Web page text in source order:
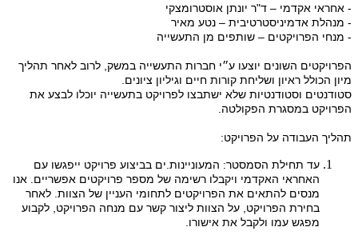
- אחראי אקדמי – ד"ר יונתן אוסטרומצקי
- מנהלת אדמיניסטרטיבית – נטע מאיר
- מנחי הפרויקטים – שותפים מן התעשייה
הפרויקטים השונים יוצעו ע״י חברות התעשייה במשק, לרוב לאחר תהליך
מיון הכולל ראיון ושליחת קורות חיים וגיליון ציונים.
סטודנטים וסטודנטיות שלא ישתבצו לפרויקט בתעשייה יוכלו לבצע את
הפרויקט במסגרת הפקולטה.
תהליך העבודה על הפרויקט:
עד תחילת הסמסטר: המעוניינות.ים בביצוע פרויקט ייפגשו עם
האחראי האקדמי ויקבלו רשימה של מספר פרויקטים אפשריים. אנו
מנסים להתאים את הפרויקטים לתחומי העניין של הצוות. לאחר
בחירת הפרויקט, על הצוות ליצור קשר עם מנחה הפרויקט, לקבוע
מפגש עמו ולקבל את אישורו.